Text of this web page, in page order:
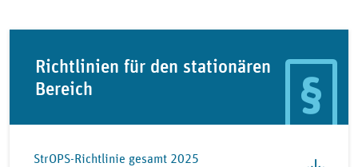
Richtlinien für den stationären
Bereich
StrOPS-Richtlinie gesamt 2025